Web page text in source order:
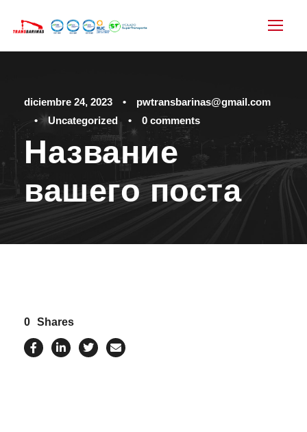
diciembre 24, 2023 •
pwtransbarinas@gmail.com
•
Uncategorized • 0 comments
Название
вашего поста
0 Shares